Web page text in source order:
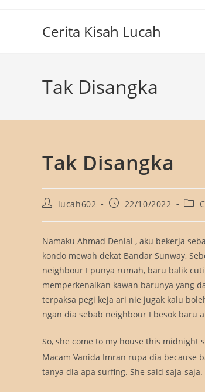
Cerita Kisah Lucah
Tak Disangka
Tak Disangka
Postlucah602
Post22/10/2022
Post
Namaku Ahmad Denial , aku bekerja
kondo mewah dekat Bandar Sunway,
neighbour I punya rumah, baru balik
memperkenalkan kawan barunya yang
terpaksa pegi keja ari nie jugak kalu
ngan dia sebab neighbour I besok baru
So, she come to my house this midnight
Macam Vanida Imran rupa dia because
tanya dia apa surfing. She said saja-